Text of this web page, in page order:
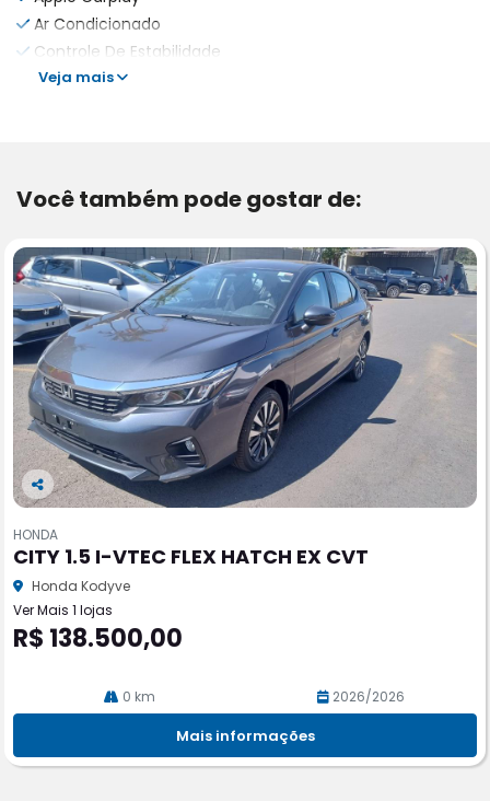
Ar Condicionado
Controle De Estabilidade
Veja mais
Você também pode gostar de:
Co
pa
rtil
he
HONDA
CITY 1.5 I-VTEC FLEX HATCH EX CVT
Honda Kodyve
Ver Mais 1 lojas
R$ 138.500,00
0 km 2026/2026
Mais informações